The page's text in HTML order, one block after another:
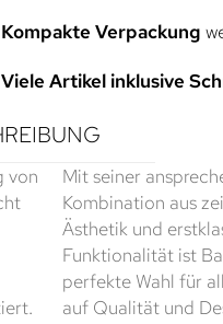
Kompakte Verpackung
Viele Artikel inklusive
von
Mit seiner
Kombination aus
Ästhetik und
Funktionalität ist
perfekte Wahl für
auf Qualität und